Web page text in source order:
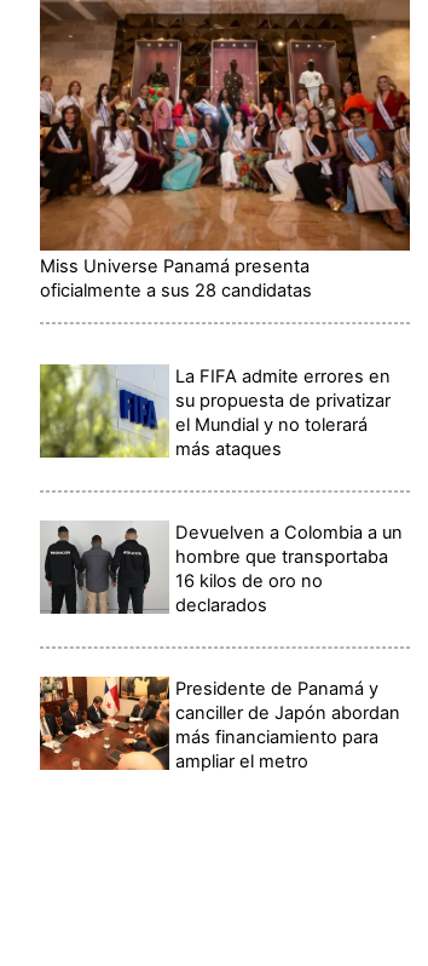
Miss Universe Panamá presenta
oficialmente a sus 28 candidatas
La FIFA admite errores en
su propuesta de privatizar
el Mundial y no tolerará
más ataques
Devuelven a Colombia a un
hombre que transportaba
16 kilos de oro no
declarados
Presidente de Panamá y
canciller de Japón abordan
más financiamiento para
ampliar el metro